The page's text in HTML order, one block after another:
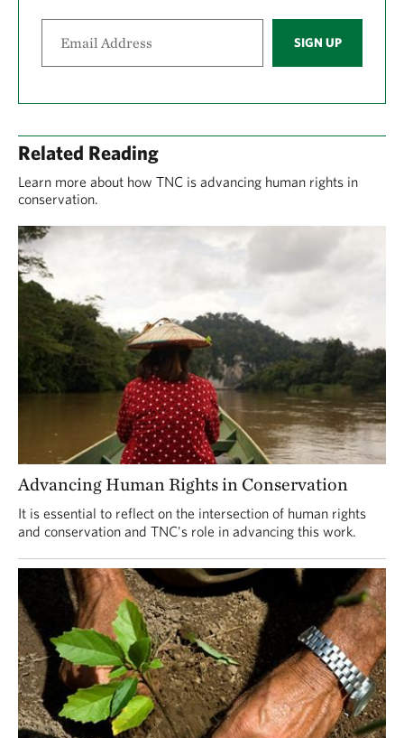
SIGN UP
Related Reading
Learn more about how TNC is advancing human rights in
conservation.
Advancing Human Rights in Conservation
It is essential to reflect on the intersection of human rights
and conservation and TNC's role in advancing this work.